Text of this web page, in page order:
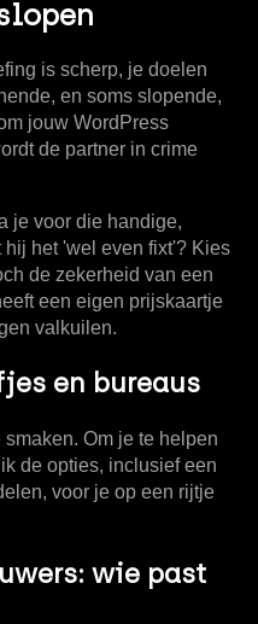
is scherp, je doelen
en soms slopende,
jouw WordPress
de partner in crime
je voor die handige,
het 'wel even fixt'? Kies
de zekerheid van een
een eigen prijskaartje
valkuilen.
en bureaus
Om je te helpen
de opties, inclusief een
voor je op een rijtje
wie past